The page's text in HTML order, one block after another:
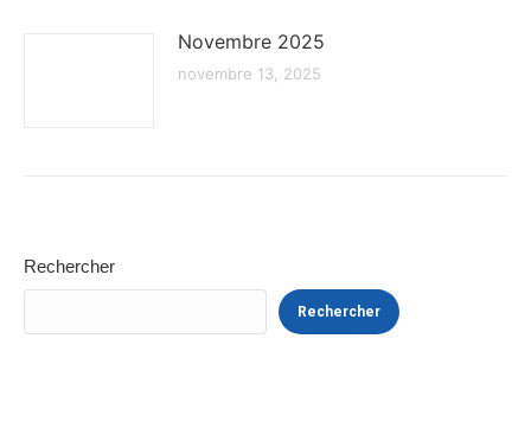
Novembre 2025
novembre 13, 2025
Rechercher
Rechercher